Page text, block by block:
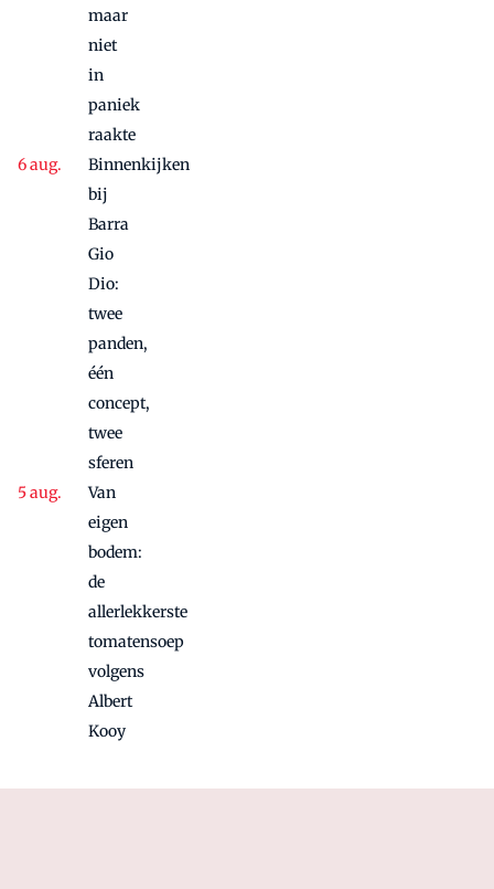
maar
niet
in
paniek
raakte
Binnenkijken
bij
Barra
Gio
Dio:
twee
panden,
één
concept,
twee
sferen
Van
eigen
bodem:
de
allerlekkerste
tomatensoep
volgens
Albert
Kooy